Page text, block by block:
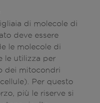
di molecole di
deve essere
le molecole di
le utilizza per
dei mitocondri
Per questo
più le riserve si